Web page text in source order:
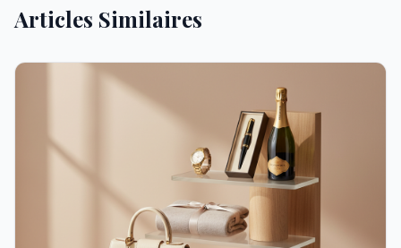
Articles Similaires